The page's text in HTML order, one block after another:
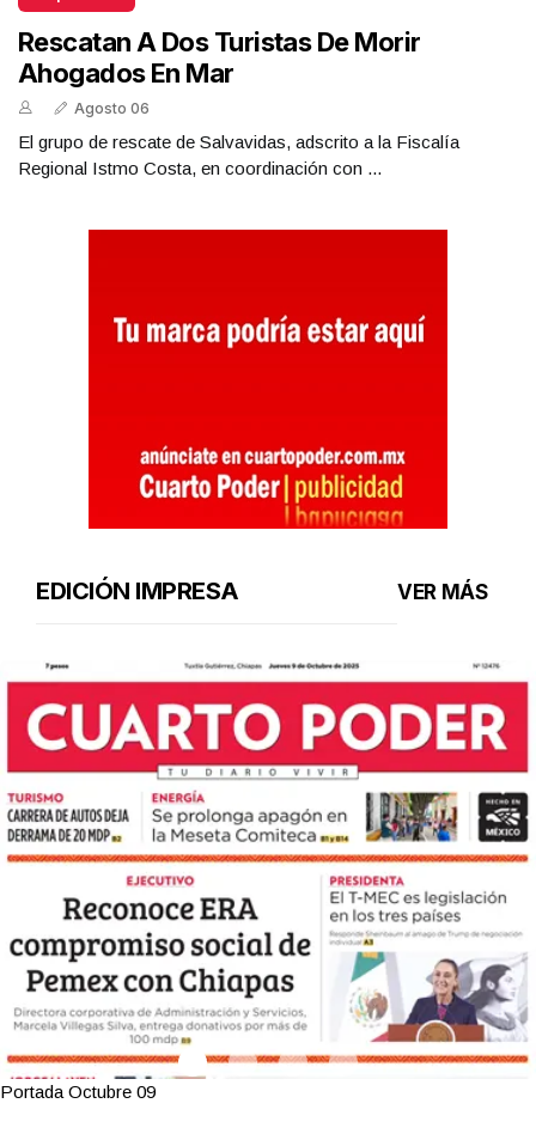
Rescatan A Dos Turistas De Morir
Ahogados En Mar
Agosto 06
El grupo de rescate de Salvavidas, adscrito a la Fiscalía
Regional Istmo Costa, en coordinación con ...
EDICIÓN IMPRESA VER MÁS
Portada Octubre 09